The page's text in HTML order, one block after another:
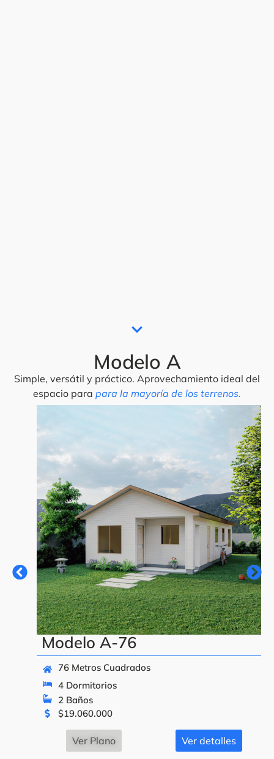
Modelo A
Simple, versátil y práctico. Aprovechamiento ideal del
espacio para para la mayoría de los terrenos.
Modelo A-76
76 Metros Cuadrados
4 Dormitorios
2 Baños
$19.060.000
Ver Plano Ver detalles